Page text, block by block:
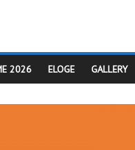
2026 ELOGE GALLERY